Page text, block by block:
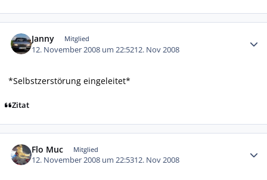
Janny Mitglied
12. November 2008 um 22:5212. Nov 2008
*Selbstzerstörung eingeleitet*
Zitat
Flo Muc Mitglied
12. November 2008 um 22:5312. Nov 2008